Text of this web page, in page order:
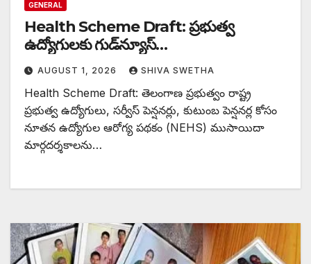
GENERAL
Health Scheme Draft: ప్రభుత్వ
ఉద్యోగులకు గుడ్‌న్యూస్…
AUGUST 1, 2026 SHIVA SWETHA
Health Scheme Draft: తెలంగాణ ప్రభుత్వం రాష్ట్ర
ప్రభుత్వ ఉద్యోగులు, సర్వీస్ పెన్షనర్లు, కుటుంబ పెన్షనర్ల కోసం
నూతన ఉద్యోగుల ఆరోగ్య పథకం (NEHS) ముసాయిదా
మార్గదర్శకాలను…